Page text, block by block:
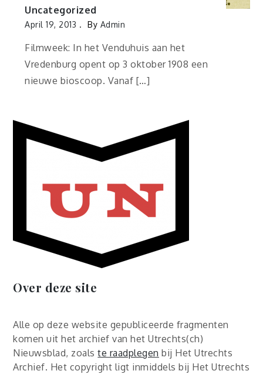
Uncategorized
April 19, 2013 By Admin
Filmweek: In het Venduhuis aan het
Vredenburg opent op 3 oktober 1908 een
nieuwe bioscoop. Vanaf […]
Over deze site
Alle op deze website gepubliceerde fragmenten
komen uit het archief van het Utrechts(ch)
Nieuwsblad, zoalste raadplegen bij Het Utrechts
Archief. Het copyright ligt inmiddels bij Het Utrechts